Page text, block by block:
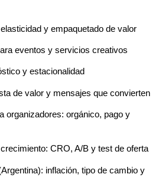
y empaquetado de valor
eventos y servicios creativos
y estacionalidad
de valor y mensajes que convierten
organizadores: orgánico, pago y
CRO, A/B y test de oferta
inflación, tipo de cambio y